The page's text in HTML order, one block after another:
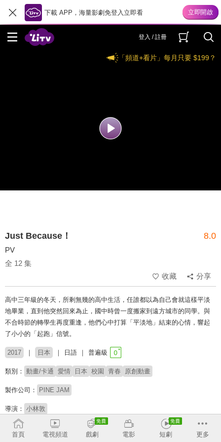
下載 APP，海量影劇免登入立即看
登入 / 註冊
「頻道+看片」每月只要 $199？
Just Because！ 8.0
PV
全 12 集
收藏
分享
高中三年級的冬天，所剩無幾的高中生活，任誰都以為自己會就這樣平淡
地畢業，直到他突然回來為止，國中時曾一度搬家到遠方城市的同學。與
不合時節的轉學生再度重逢，他們心中打算「平淡地」結束的心情，響起
了小小的「起跑」信號。
2017 日本 日語 普遍級
類別： 動畫/卡通 愛情 日本 校園 青春 原創動畫
製作公司： PINE JAM
導演： 小林敦
配音： 村田太志 礒部花凜 芳野由奈
首頁
電視頻道 戲劇 電影 短劇 更多